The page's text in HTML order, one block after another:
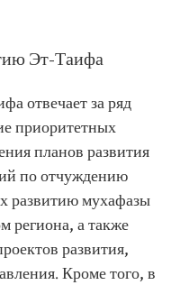
Эт-Таифа
отвечает за ряд
приоритетных
планов развития
по отчуждению
развитию мухафазы
региона, а также
развития,
Кроме того, в